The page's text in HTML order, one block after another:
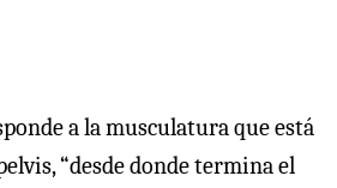
a la musculatura que está
“desde donde termina el